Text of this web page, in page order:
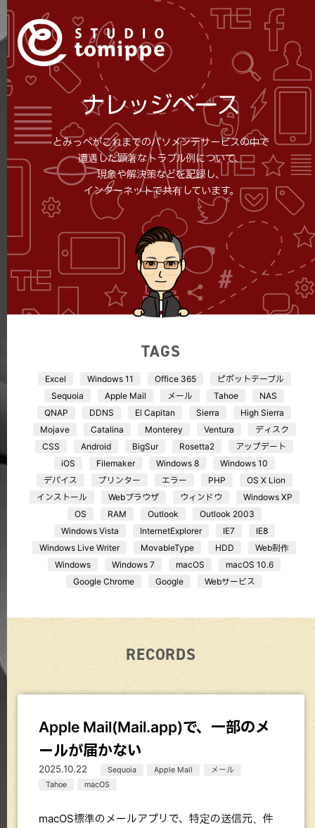
ナレッジベース
とみっぺがこれまでのパソメンテサービスの中で
遭遇した顕著なトラブル例について、
現象や解決策などを記録し、
インターネットで共有しています。
TAGS
Excel Windows 11 Office 365
ピボットテーブル
Sequoia
Apple Mail メール Tahoe
NAS
QNAP
DDNS El Capitan Sierra
High Sierra
Mojave
Catalina Monterey Ventura
ディスク
CSS
Android BigSur Rosetta2
アップデート
iOS
Filemaker Windows 8
Windows 10
デバイス
プリンター エラー PHP
OS X Lion
インストール
Webブラウザ ウィンドウ
Windows XP
OS
RAM Outlook
Outlook 2003
Windows Vista
InternetExplorer IE7
IE8
Windows Live Writer
MovableType HDD
Web制作
Windows
Windows 7 macOS
macOS 10.6
Google Chrome
Google Webサービス
RECORDS
Apple Mail(Mail.app)で、一部のメ
ールが届かない
2025.10.22 Sequoia Apple Mail
メール
Tahoe
macOS
macOS標準のメールアプリで、特定の送信元、件